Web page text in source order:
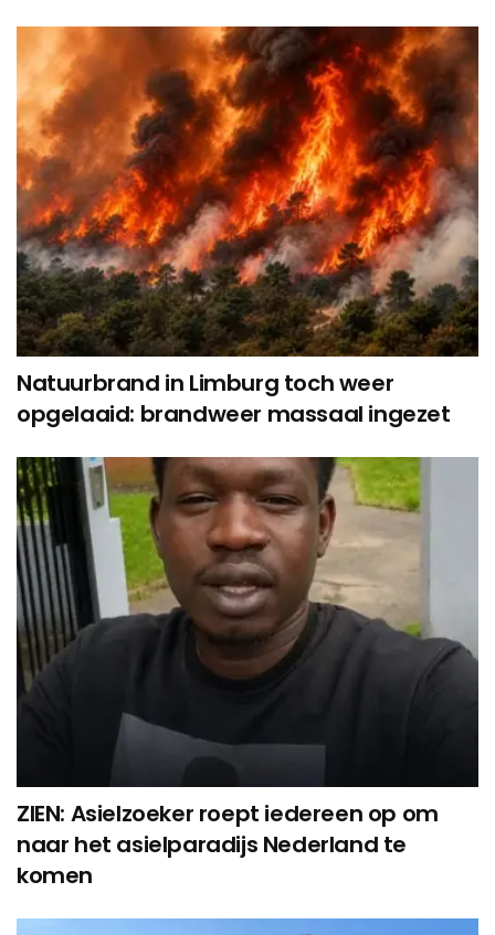
Natuurbrand in Limburg toch weer
opgelaaid: brandweer massaal ingezet
ZIEN: Asielzoeker roept iedereen op om
naar het asielparadijs Nederland te
komen